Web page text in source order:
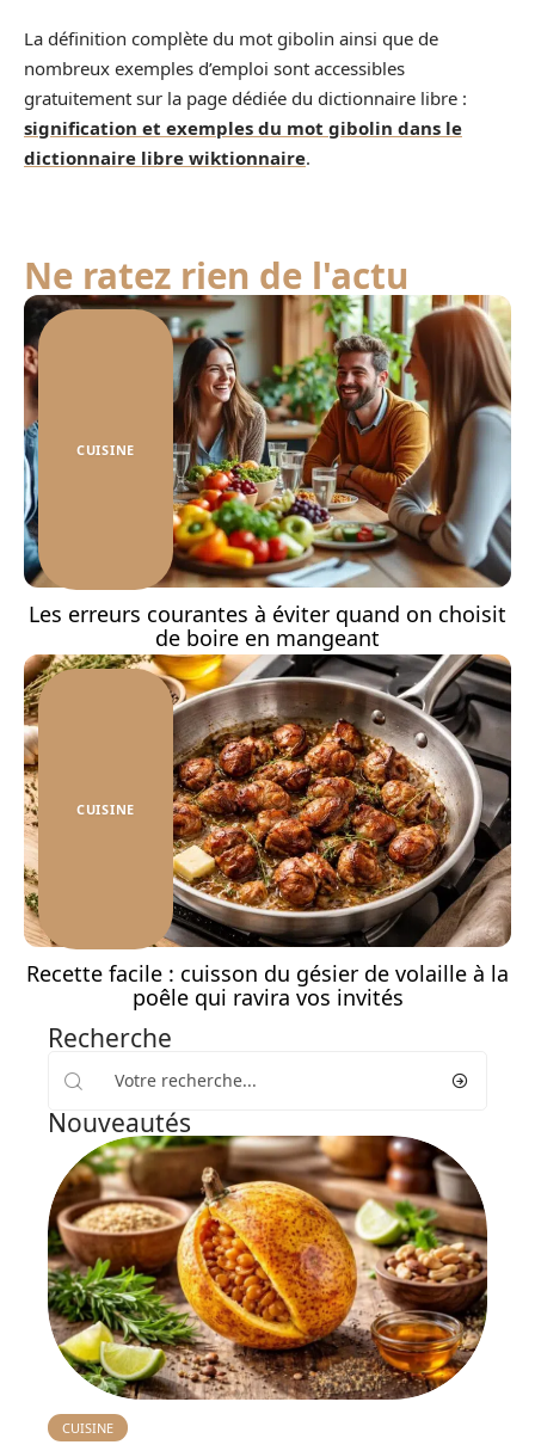
La définition complète du mot gibolin ainsi que de
nombreux exemples d’emploi sont accessibles
gratuitement sur la page dédiée du dictionnaire libre :
signification et exemples du mot gibolin dans le
dictionnaire libre wiktionnaire.
Ne ratez rien de l'actu
CUISINE
Les erreurs courantes à éviter quand on choisit
de boire en mangeant
CUISINE
Recette facile : cuisson du gésier de volaille à la
poêle qui ravira vos invités
Recherche
Nouveautés
CUISINE